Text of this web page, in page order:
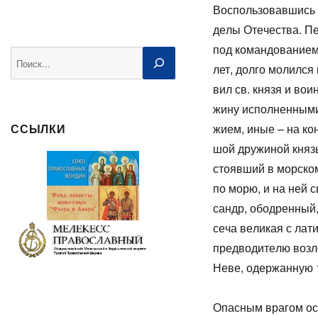
ССЫЛКИ
де­лы Оте­че­ства.
под
лет, дол­го
вил св. кня­зя и
жи­ну
жи­ем, иные – на
шой дру­жи­ной
сто­яв­ший в
по мо­рю, и на ней
сандр,
се­ча ве­ли­кая с
пред­во­ди­те­лю
Неве, одер­жан­ную
Опас­ным вра­гом